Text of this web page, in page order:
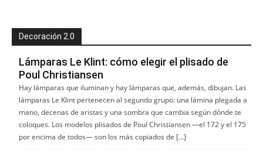
Decoración 2.0
Lámparas Le Klint: cómo elegir el plisado de
Poul Christiansen
Hay lámparas que iluminan y hay lámparas que, además, dibujan. Las
lámparas Le Klint pertenecen al segundo grupo: una lámina plegada a
mano, decenas de aristas y una sombra que cambia según dónde te
coloques. Los modelos plisados de Poul Christiansen —el 172 y el 175
por encima de todos— son los más copiados de […]